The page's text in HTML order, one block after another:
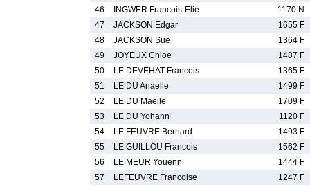
46
INGWER Francois-Elie
1170 N
47
JACKSON Edgar
1655 F
48
JACKSON Sue
1364 F
49
JOYEUX Chloe
1487 F
50
LE DEVEHAT Francois
1365 F
51
LE DU Anaelle
1499 F
52
LE DU Maelle
1709 F
53
LE DU Yohann
1120 F
54
LE FEUVRE Bernard
1493 F
55
LE GUILLOU Francois
1562 F
56
LE MEUR Youenn
1444 F
57
LEFEUVRE Francoise
1247 F